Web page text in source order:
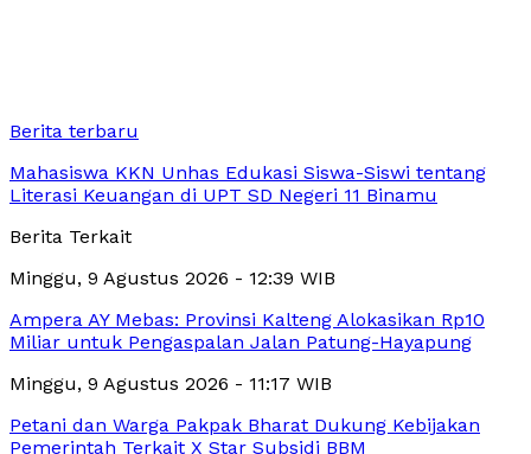
Berita terbaru
Mahasiswa KKN Unhas Edukasi Siswa-Siswi tentang
Literasi Keuangan di UPT SD Negeri 11 Binamu
Berita Terkait
Minggu, 9 Agustus 2026 - 12:39 WIB
Ampera AY Mebas: Provinsi Kalteng Alokasikan Rp10
Miliar untuk Pengaspalan Jalan Patung-Hayapung
Minggu, 9 Agustus 2026 - 11:17 WIB
Petani dan Warga Pakpak Bharat Dukung Kebijakan
Pemerintah Terkait X Star Subsidi BBM